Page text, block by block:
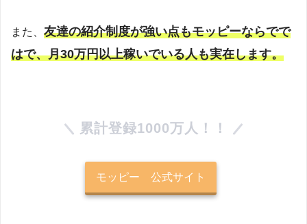
また、 友達の紹介制度が強い点もモッピーならでで
はで、月30万円以上稼いでいる人も実在します。
累計登録1000万人！！
モッピー 公式サイト